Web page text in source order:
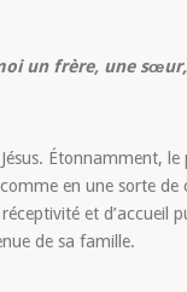
un frère, une
Étonnamment, le
en une sorte
et d’accueil
de sa famille.